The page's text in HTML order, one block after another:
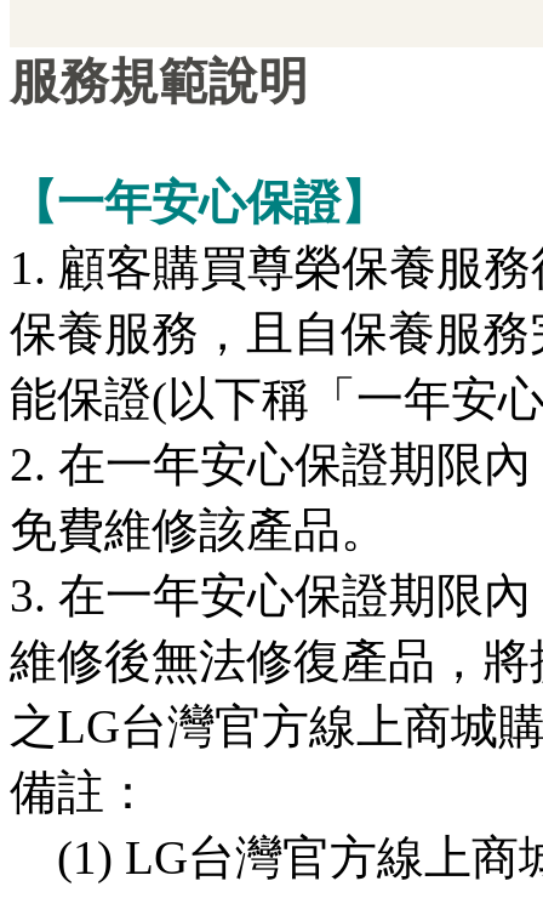
服務規範說明
【一年安心保證】
1. 顧客購買尊榮保養服
保養服務，且自保養服
能保證(以下稱「一年安
2. 在一年安心保證期限
免費維修該產品。
3. 在一年安心保證期限
維修後無法修復產品，
之LG台灣官方線上商城
備註：
(1) LG台灣官方線上商